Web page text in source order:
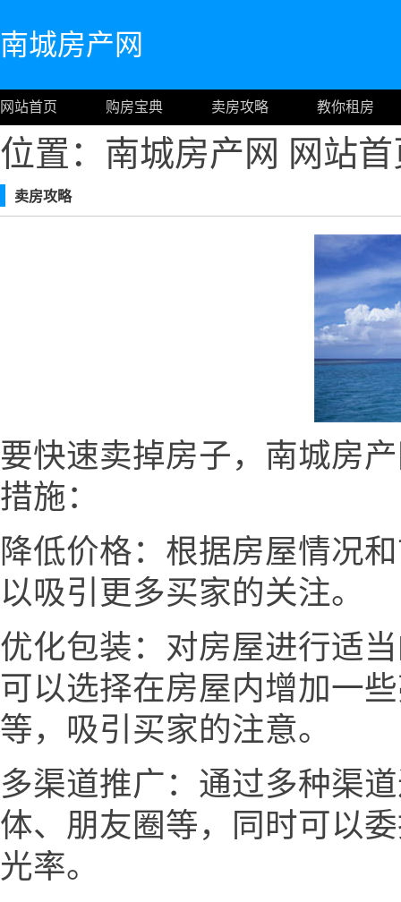
南城房产网
网站首页 购房宝典 卖房攻略 教你租房
位置：南城房产网 网站
卖房攻略
要快速卖掉房子，南城房
措施：
降低价格：根据房屋情况
以吸引更多买家的关注。
优化包装：对房屋进行适
可以选择在房屋内增加一
等，吸引买家的注意。
多渠道推广：通过多种渠
体、朋友圈等，同时可以
光率。